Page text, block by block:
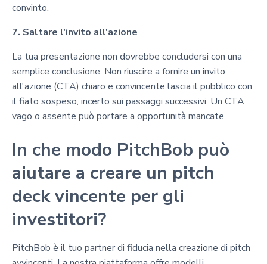
convinto.
7. Saltare l'invito all'azione
La tua presentazione non dovrebbe concludersi con una
semplice conclusione. Non riuscire a fornire un invito
all'azione (CTA) chiaro e convincente lascia il pubblico con
il fiato sospeso, incerto sui passaggi successivi. Un CTA
vago o assente può portare a opportunità mancate.
In che modo PitchBob può
aiutare a creare un pitch
deck vincente per gli
investitori?
PitchBob è il tuo partner di fiducia nella creazione di pitch